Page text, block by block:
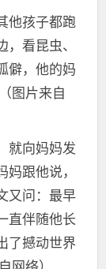
他孩子都跑
看昆虫、
僻，他的妈
图片来自
就向妈妈发
跟他说，
又问：最早
直伴随他长
了撼动世界